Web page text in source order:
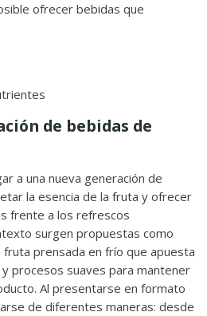
ofrecer bebidas que
de bebidas de
a una nueva generación de
la esencia de la fruta y ofrecer
frente a los refrescos
surgen propuestas como
fruta prensada en frío que apuesta
procesos suaves para mantener
Al presentarse en formato
de diferentes maneras: desde